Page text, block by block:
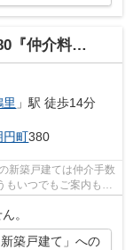
』新築戸建て
里 」駅 徒歩14分
円町380
新築戸建ては仲介手数
もいつでもご案内もさ
。
築戸建て」への